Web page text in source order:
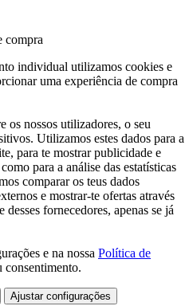
compra
individual utilizamos cookies e
uma experiência de compra
os nossos utilizadores, o seu
Utilizamos estes dados para a
para te mostrar publicidade e
para a análise das estatísticas
comparar os teus dados
e mostrar-te ofertas através
fornecedores, apenas se já
e na nossa Política de
consentimento.
Ajustar configurações